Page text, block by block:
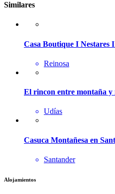
Similares
Casa Boutique I Nestares
Reinosa
El rincon entre montaña y
Udías
Casuca Montañesa en
Santander
Alojamientos